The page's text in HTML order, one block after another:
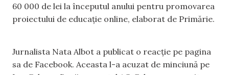
60 000 de lei la începutul anului pentru promovarea
proiectului de educație online, elaborat de Primărie.
Jurnalista Nata Albot a publicat o reacție pe pagina
sa de Facebook. Aceasta l-a acuzat de minciună pe